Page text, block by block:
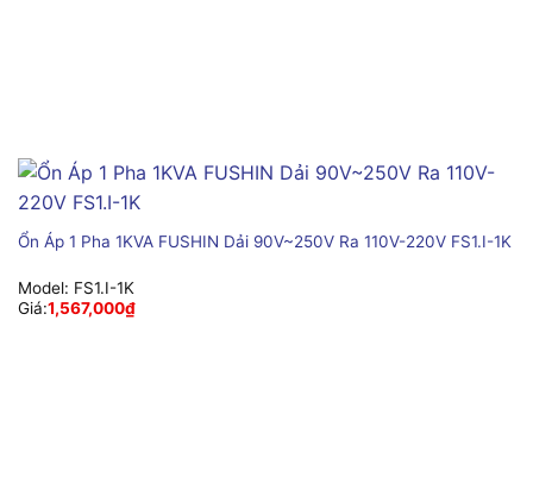
Ổn Áp 1 Pha 1KVA FUSHIN Dải 90V~250V Ra 110V-220V FS1.I-1K
Model: FS1.I-1K
Giá:1,567,000₫